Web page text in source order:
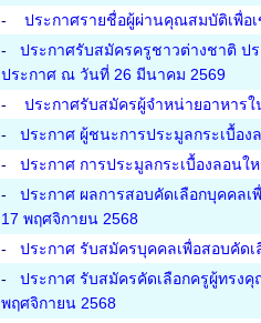
-
ประกาศรายชื่อผู้ผ่านคุณสมบัติเพื่อ
-
ประกาศรับสมัครครูชาวต่างชาติ ปร
ประกาศ ณ วันที่ 26 มีนาคม 2569
-
ประกาศรับสมัครผู้จำหน่ายอาหาร
-
ประกาศ ผู้ชนะการประมูลกระเบื้อ
-
ประกาศ การประมูลกระเบื้องลอน
-
ประกาศ ผลการสอบคัดเลือกบุคคล
17 พฤศจิกายน 2568
-
ประกาศ รับสมัครบุคคลเพื่อสอบคัด
-
ประกาศ รับสมัครคัดเลือกครูผู้ทร
พฤศจิกายน 2568